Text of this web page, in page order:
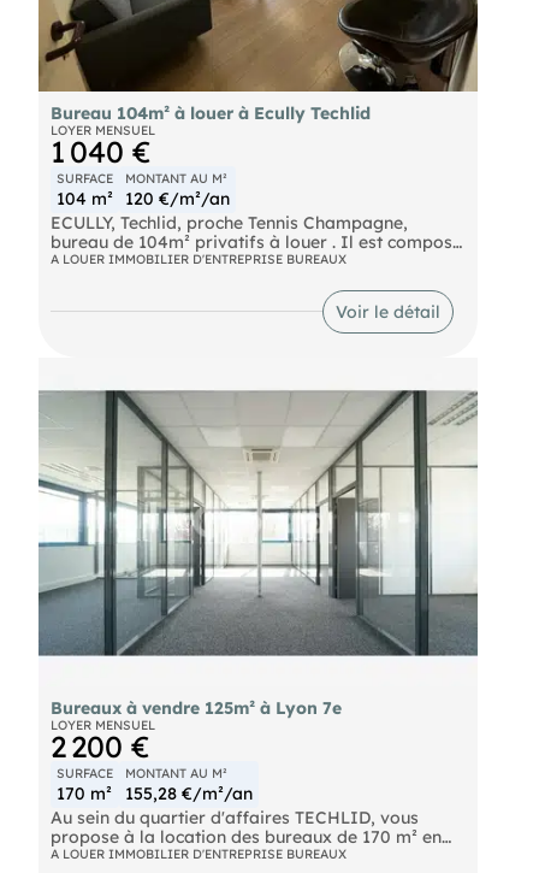
Bureau 104m² à louer à Ecully Techlid
LOYER MENSUEL
1 040 €
SURFACE
104 m²
MONTANT AU M²
120 €/m²/an
ECULLY, Techlid, proche Tennis Champagne,
bureau de 104m² privatifs à louer . Il est composé
d'une salle de réunion de 35m² équipée, d'un open-
Connexion internet haut débit par fibre optique
disponible. Les bureaux sont climatisés et
disposent de 4 places de parking. Au 1er étage
M6/TEO faciles.
A LOUER IMMOBILIER D'ENTREPRISE BUREAUX
Voir le détail
Bureaux à vendre 125m² à Lyon 7e
LOYER MENSUEL
2 200 €
SURFACE
170 m²
MONTANT AU M²
155,28 €/m²/an
Au sein du quartier d'affaires TECHLID, vous
propose à la location des bureaux de 170 m² en
R+1 au sein de la commune d'Ecully.
A LOUER IMMOBILIER D'ENTREPRISE BUREAUX